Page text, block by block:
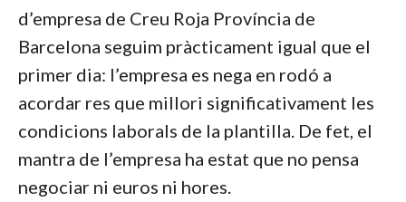
d’empresa de Creu Roja Província de
Barcelona seguim pràcticament igual que el
primer dia: l’empresa es nega en rodó a
acordar res que millori significativament les
condicions laborals de la plantilla. De fet, el
mantra de l’empresa ha estat que no pensa
negociar ni euros ni hores.